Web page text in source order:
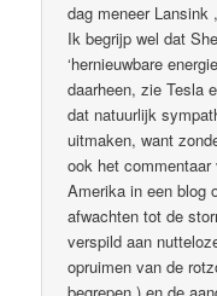
dag meneer Lansink ,
Ik begrijp wel dat
‘hernieuwbare
daarheen, zie Tesla
dat natuurlijk
uitmaken, want
ook het
Amerika in een blog
afwachten tot de
verspild aan
opruimen van de